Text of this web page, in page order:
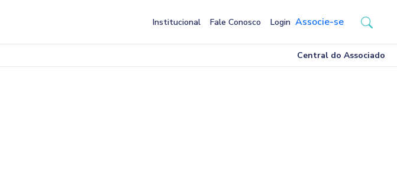
Institucional Fale Conosco Login Associe-se
Central do Associado